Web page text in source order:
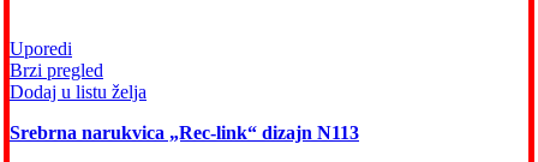
Uporedi
Brzi pregled
Dodaj u listu želja
Srebrna narukvica „Rec-link“ dizajn N113